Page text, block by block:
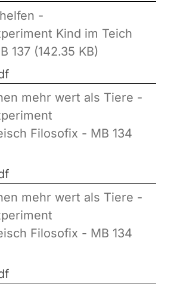
-
Kind im Teich
137 (142.35 KB)
mehr wert als Tiere -
Filosofix - MB 134
mehr wert als Tiere -
Filosofix - MB 134